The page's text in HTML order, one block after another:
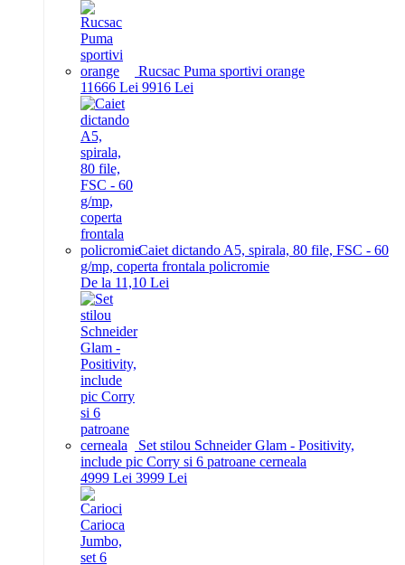
Rucsac Puma sportivi orange
11666 Lei 9916 Lei
Caiet dictando A5, spirala, 80 file, FSC - 60
g/mp, coperta frontala policromie
De la 11,10 Lei
Set stilou Schneider Glam - Positivity,
include pic Corry si 6 patroane cerneala
4999 Lei 3999 Lei